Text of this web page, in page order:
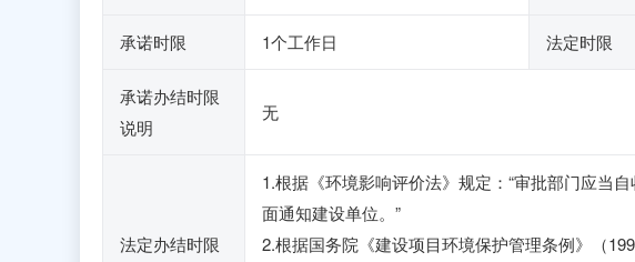
承诺时限 1个工作日 法定时限
承诺办结时限
说明
无
法定办结时限
1.根据《环境影响评价法》规定：“审批部门应当
面通知建设单位。”
2.根据国务院《建设项目环境保护管理条例》（